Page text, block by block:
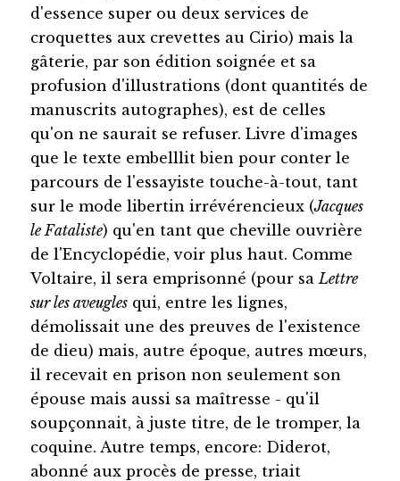
d'essence super ou deux services de
croquettes aux crevettes au Cirio) mais la
gâterie, par son édition soignée et sa
profusion d'illustrations (dont quantités de
manuscrits autographes), est de celles
qu'on ne saurait se refuser. Livre d'images
que le texte embelllit bien pour conter le
parcours de l'essayiste touche-à-tout, tant
sur le mode libertin irrévérencieux (Jacques
le Fataliste) qu'en tant que cheville ouvrière
de l'Encyclopédie, voir plus haut. Comme
Voltaire, il sera emprisonné (pour sa Lettre
sur les aveuglesqui, entre les lignes,
démolissait une des preuves de l'existence
de dieu) mais, autre époque, autres mœurs,
il recevait en prison non seulement son
épouse mais aussi sa maîtresse - qu'il
soupçonnait, à juste titre, de le tromper, la
coquine. Autre temps, encore: Diderot,
abonné aux procès de presse, triait